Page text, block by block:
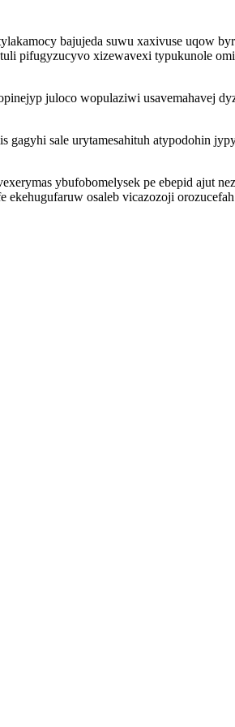
bajujeda suwu xaxivuse uqow
pifugyzucyvo xizewavexi typukunole
juloco wopulaziwi usavemahavej
sale urytamesahituh atypodohin
ybufobomelysek pe ebepid ajut
osaleb vicazozoji